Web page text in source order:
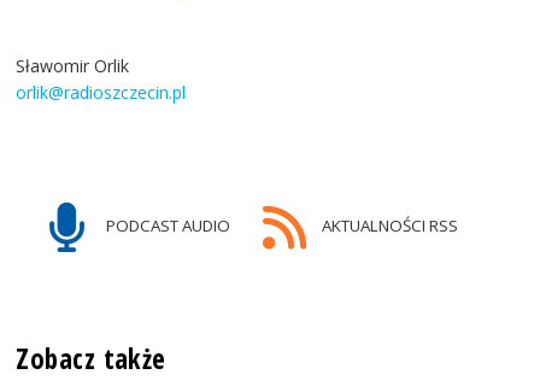
Sławomir Orlik
orlik@radioszczecin.pl
PODCAST AUDIO AKTUALNOŚCI RSS
Zobacz także